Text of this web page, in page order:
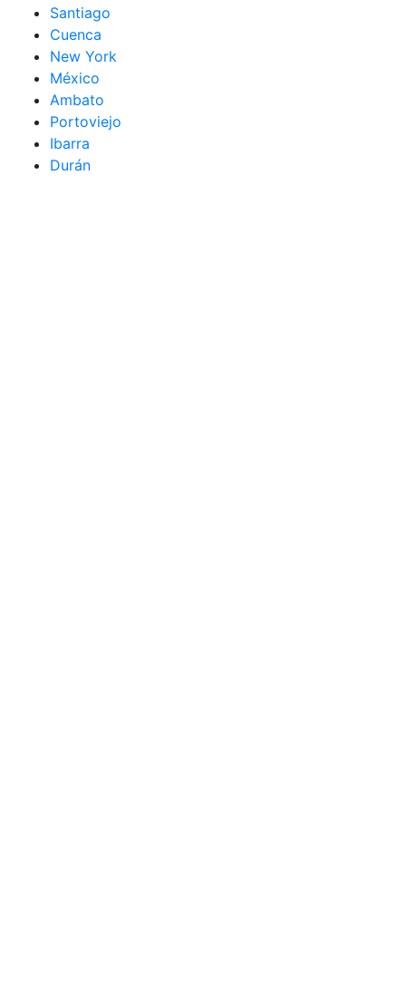
Santiago
Cuenca
New York
México
Ambato
Portoviejo
Ibarra
Durán